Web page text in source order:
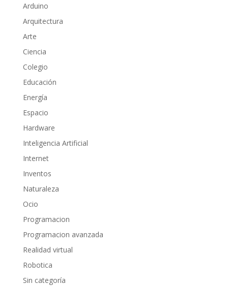
Arduino
Arquitectura
Arte
Ciencia
Colegio
Educación
Energía
Espacio
Hardware
Inteligencia Artificial
Internet
Inventos
Naturaleza
Ocio
Programacion
Programacion avanzada
Realidad virtual
Robotica
Sin categoría